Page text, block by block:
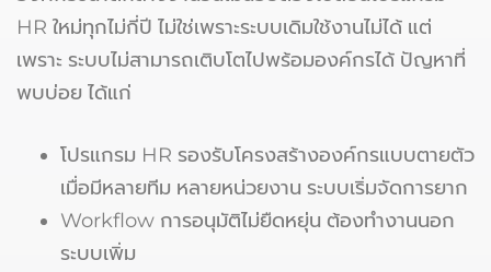
HR ใหม่ทุกไม่กี่ปี ไม่ใช่เพราะระบบเดิมใช้งานไม่ได้ แต่
เพราะ ระบบไม่สามารถเติบโตไปพร้อมองค์กรได้ ปัญหาที่
พบบ่อย ได้แก่
โปรแกรม HR รองรับโครงสร้างองค์กรแบบตายตัว
เมื่อมีหลายทีม หลายหน่วยงาน ระบบเริ่มจัดการยาก
Workflow การอนุมัติไม่ยืดหยุ่น ต้องทำงานนอก
ระบบเพิ่ม